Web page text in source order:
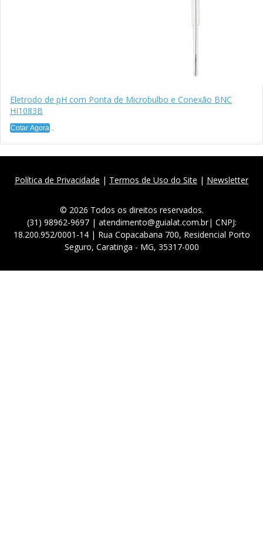
Eletrodo de pH com Ponta de Microbulbo e Conexão BNC
HI1083B
Cotar Agora
Política de Privacidade | Termos de Uso do Site | Newsletter
© 2026 Todos os direitos reservados.
(31) 98962-9697 | atendimento@guialat.com.br| CNPJ:
18.200.952/0001-14 | Rua Copacabana 700, Residencial Porto
Seguro, Caratinga - MG, 35317-000